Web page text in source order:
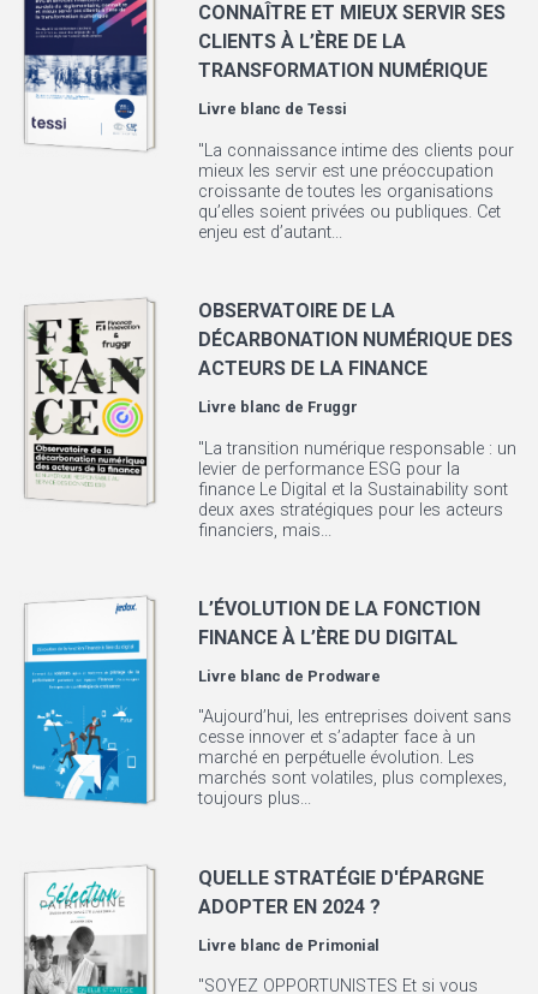
CONNAÎTRE ET MIEUX SERVIR SES
CLIENTS À L’ÈRE DE LA
TRANSFORMATION NUMÉRIQUE
Livre blanc deTessi
"La connaissance intime des clients pour
mieux les servir est une préoccupation
croissante de toutes les organisations
qu’elles soient privées ou publiques. Cet
enjeu est d’autant...
OBSERVATOIRE DE LA
DÉCARBONATION NUMÉRIQUE DES
ACTEURS DE LA FINANCE
Livre blanc de Fruggr
"La transition numérique responsable : un
levier de performance ESG pour la
finance Le Digital et la Sustainability sont
deux axes stratégiques pour les acteurs
financiers, mais...
L’ÉVOLUTION DE LA FONCTION
FINANCE À L’ÈRE DU DIGITAL
Livre blanc de Prodware
"Aujourd’hui, les entreprises doivent sans
cesse innover et s’adapter face à un
marché en perpétuelle évolution. Les
marchés sont volatiles, plus complexes,
toujours plus...
QUELLE STRATÉGIE D'ÉPARGNE
ADOPTER EN 2024 ?
Livre blanc de Primonial
"SOYEZ OPPORTUNISTES Et si vous